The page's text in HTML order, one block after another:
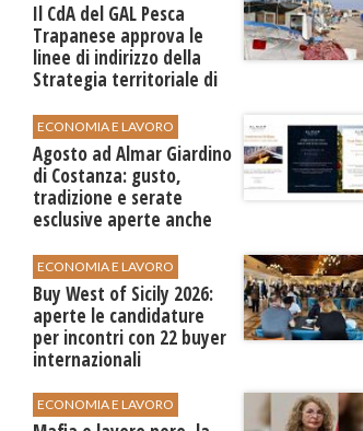
Il CdA del GAL Pesca
Trapanese approva le
linee di indirizzo della
Strategia territoriale di
ECONOMIA E LAVORO
Agosto ad Almar Giardino
di Costanza: gusto,
tradizione e serate
esclusive aperte anche
ECONOMIA E LAVORO
Buy West of Sicily 2026:
aperte le candidature
per incontri con 22 buyer
internazionali
ECONOMIA E LAVORO